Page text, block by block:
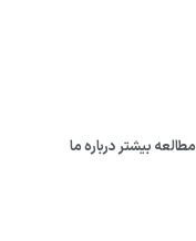
مطالعه بیشتر درباره ما